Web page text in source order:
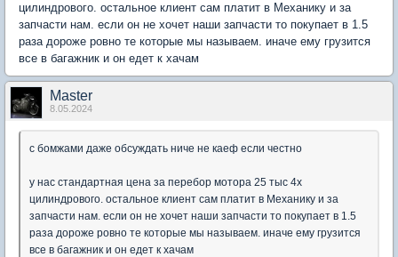
цилиндрового. остальное клиент сам платит в Механику и за
запчасти нам. если он не хочет наши запчасти то покупает в 1.5
раза дороже ровно те которые мы называем. иначе ему грузится
все в багажник и он едет к хачам
Мaster
8.05.2024
с бомжами даже обсуждать ниче не каеф если честно
у нас стандартная цена за перебор мотора 25 тыс 4х
цилиндрового. остальное клиент сам платит в Механику и за
запчасти нам. если он не хочет наши запчасти то покупает в 1.5
раза дороже ровно те которые мы называем. иначе ему грузится
все в багажник и он едет к хачам